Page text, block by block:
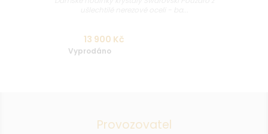
13 900 Kč
Vyprodáno
Provozovatel